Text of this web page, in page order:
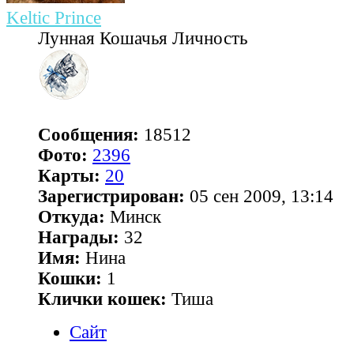
Keltic Prince
Лунная Кошачья Личность
Сообщения: 18512
Фото: 2396
Карты: 20
Зарегистрирован: 05 сен 2009, 13:14
Откуда: Минск
Награды: 32
Имя: Нина
Кошки: 1
Клички кошек: Тиша
Сайт